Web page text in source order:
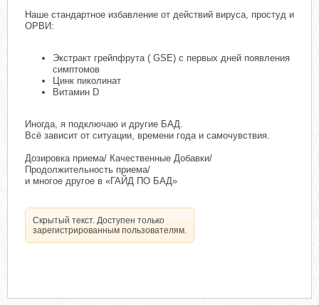
Наше стандартное избавление от действий вируса, простуд и
ОРВИ:
Экстракт грейпфрута ( GSE) с первых дней появления
симптомов
Цинк пиколинат
Витамин D
Иногда, я подключаю и другие БАД.
Всё зависит от ситуации, времени года и самочувствия.
Дозировка приема/ Качественные Добавки/
Продолжительность приема/
и многое другое в «ГАЙД ПО БАД»
Скрытый текст. Доступен только
зарегистрированным пользователям.